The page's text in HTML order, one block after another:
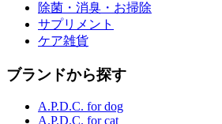
除菌・消臭・お掃除
サプリメント
ケア雑貨
ブランドから探す
A.P.D.C. for dog
A.P.D.C. for cat